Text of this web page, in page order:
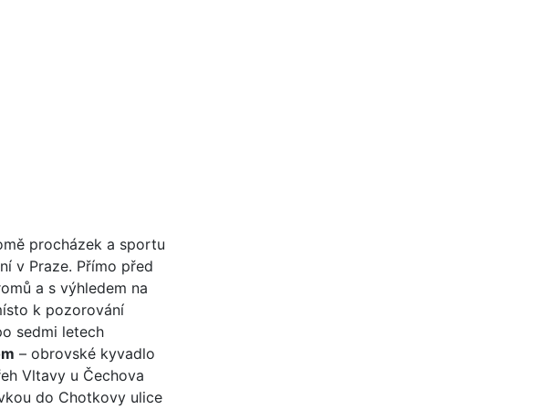
procházek a sportu
v Praze. Přímo před
a s výhledem na
k pozorování
sedmi letech
– obrovské kyvadlo
Vltavy u Čechova
do Chotkovy ulice